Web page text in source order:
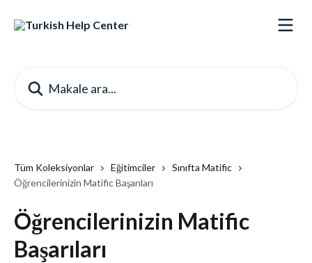
Tüm Koleksiyonlar Eğitimciler
Sınıfta Matific
Öğrencilerinizin Matific Başarıları
Öğrencilerinizin Matific
Başarıları